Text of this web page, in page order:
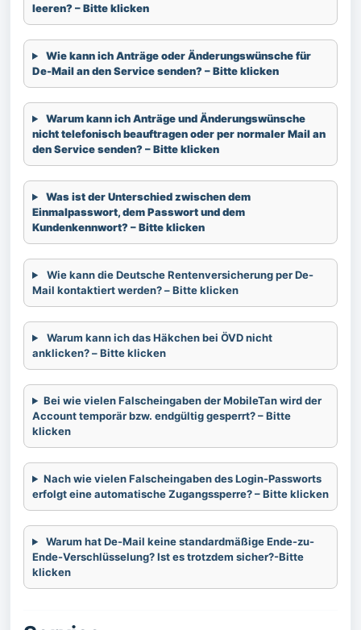
leeren? – Bitte klicken
Wie kann ich Anträge oder Änderungswünsche für
De-Mail an den Service senden? – Bitte klicken
Warum kann ich Anträge und Änderungswünsche
nicht telefonisch beauftragen oder per normaler Mail an
den Service senden? – Bitte klicken
Was ist der Unterschied zwischen dem
Einmalpasswort, dem Passwort und dem
Kundenkennwort? – Bitte klicken
Wie kann die Deutsche Rentenversicherung per De-
Mail kontaktiert werden?–Bitte klicken
Warum kann ich das Häkchen bei ÖVD nicht
anklicken?–Bitte klicken
Bei wie vielen Falscheingaben der MobileTan wird der
Account temporär bzw. endgültig gesperrt? – Bitte
klicken
Nach wie vielen Falscheingaben des Login-Passworts
erfolgt eine automatische Zugangssperre? – Bitte klicken
Warum hat De-Mail keine standardmäßige Ende-zu-
Ende-Verschlüsselung? Ist es trotzdem sicher?-Bitte
klicken